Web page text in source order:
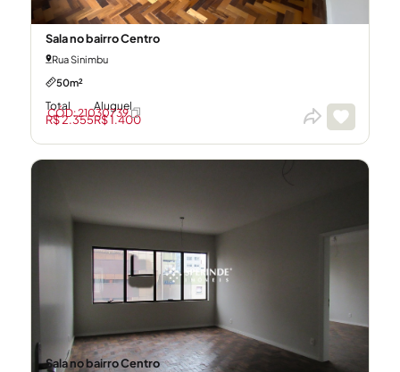
Sala no bairro Centro
Rua Sinimbu
50m²
Total
R$ 2.355
Aluguel
R$ 1.400
CÓD: 21030739
Sala no bairro Centro